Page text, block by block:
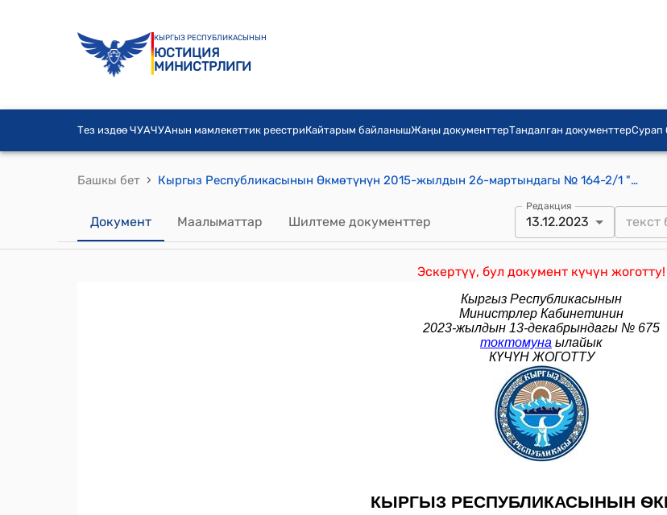
КЫРГЫЗ РЕСПУБЛИКАСЫНЫН
ЮСТИЦИЯ
МИНИСТРЛИГИ
Тез издөө ЧУАЧУАнын мамлекеттик реестриКайтарым байланышЖаңы документтерТандалган документтерСурап
Башкы бет › Кыргыз Республикасынын Өкмөтүнүн 2015-жылдын 26-мартындагы № 164-2/1 "Кыргыз Республикасынын Өкмөтү менен Кыргыз Республикасынын Улуттук банкынын 2015-жылга карата экономикалык саясаттын негизги багыттары жөнүндө биргелешкен билдирүүсү тууралуу" токтому
Документ Маалыматтар Шилтеме документтер
Редакция
13.12.2023
Эскертүү, бул документ күчүн жоготту!